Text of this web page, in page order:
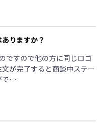
りますか？
ですので他の方に同じロゴ
が完了すると商談中ステー
で…